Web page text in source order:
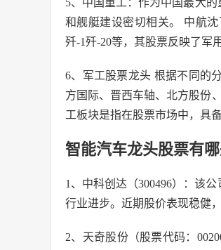
5、中国重工：作为中国最大
和舰艇建设密切相关。 中航
歼-1歼-20等，其股票反映了军
6、军工股票龙头 根据不同的
方国际、晋西车轴、北方股份
工板块是指在股票市场中，具
智能汽车龙头股票有
1、中科创达（300496）：该
行业进步。近期股价表现稳健
2、天奇股份（股票代码：